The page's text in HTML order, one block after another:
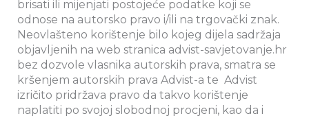
brisati ili mijenjati postojeće podatke koji se
odnose na autorsko pravo i/ili na trgovački znak.
Neovlašteno korištenje bilo kojeg dijela sadržaja
objavljenih na web stranica advist-savjetovanje.hr
bez dozvole vlasnika autorskih prava, smatra se
kršenjem autorskih prava Advist-a te Advist
izričito pridržava pravo da takvo korištenje
naplatiti po svojoj slobodnoj procjeni, kao da i